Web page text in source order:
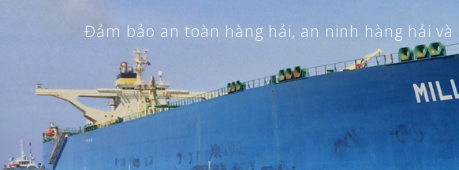
Đảm bảo an toàn hàng hải, an ninh hàng hải
Đảm bảo an